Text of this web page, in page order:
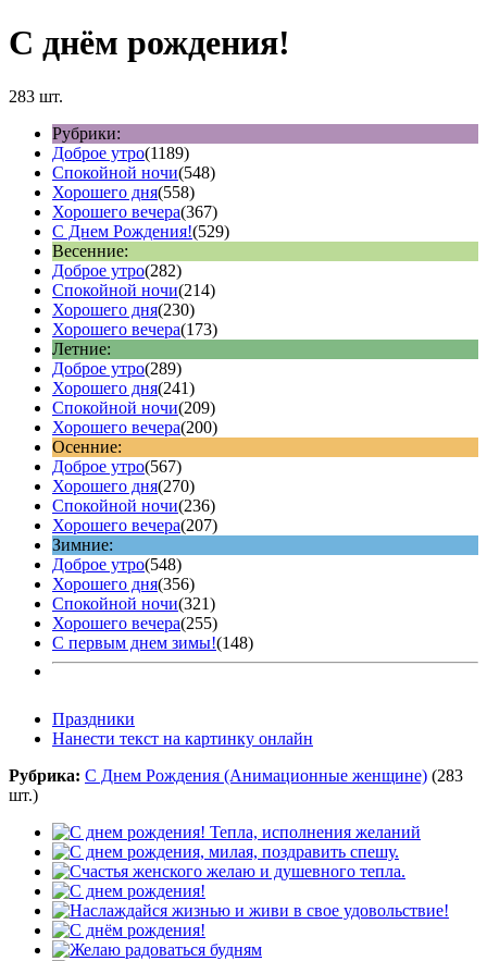
С днём рождения!
283 шт.
Рубрики:
Доброе утро(1189)
Спокойной ночи(548)
Хорошего дня(558)
Хорошего вечера(367)
С Днем Рождения!(529)
Весенние:
Доброе утро(282)
Спокойной ночи(214)
Хорошего дня(230)
Хорошего вечера(173)
Летние:
Доброе утро(289)
Хорошего дня(241)
Спокойной ночи(209)
Хорошего вечера(200)
Осенние:
Доброе утро(567)
Хорошего дня(270)
Спокойной ночи(236)
Хорошего вечера(207)
Зимние:
Доброе утро(548)
Хорошего дня(356)
Спокойной ночи(321)
Хорошего вечера(255)
С первым днем зимы!(148)
Праздники
Нанести текст на картинку онлайн
Рубрика: С Днем Рождения (Анимационные женщине) (283
шт.)